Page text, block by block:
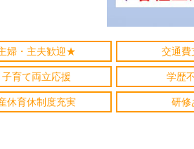
婦・主夫歓迎★ 交通
子育て両立応援 学歴
休育休制度充実 研修